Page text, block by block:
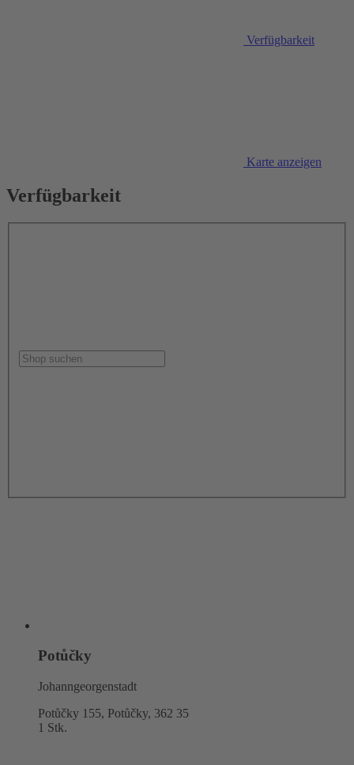
Verfügbarkeit
Karte anzeigen
Verfügbarkeit
Potůčky
Johanngeorgenstadt
Potůčky 155, Potůčky, 362 35
1 Stk.